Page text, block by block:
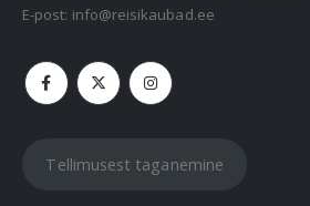
E-post: info@reisikaubad.ee
Tellimusest taganemine